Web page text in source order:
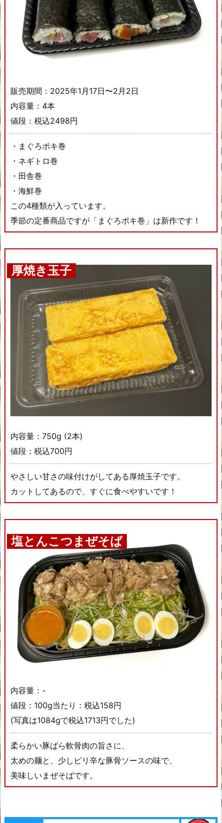
販売期間：2025年1月17日〜2月2日
内容量：4本
値段：税込2498円
・まぐろポキ巻
・ネギトロ巻
・田舎巻
・海鮮巻
この4種類が入っています。
季節の定番商品ですが「まぐろポキ巻」は新作です！
厚焼き玉子
内容量：750g (2本)
値段：税込700円
やさしい甘さの味付けがしてある厚焼玉子です。
カットしてあるので、すぐに食べやすいです！
塩とんこつまぜそば
内容量：-
値段：100g当たり：税込158円
(写真は1084gで税込1713円でした)
柔らかい豚ばら軟骨肉の旨さに、
太めの麺と、少しピリ辛な豚骨ソースの味で、
美味しいまぜそばです。